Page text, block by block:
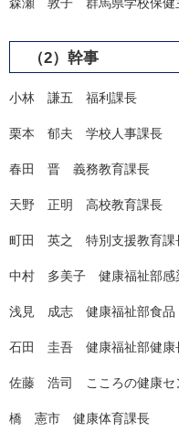
（2）幹事
​小林 謙五 福利課長
栗本 郁夫 学校人事課長
春田 晋 義務教育課長
天野 正明 高校教育課長
町田 英之 特別支援教育課
中村 多美子 健康福祉部感
浅見 成志 健康福祉部食品
石田 圭吾 健康福祉部健康
佐藤 浩司 こころの健康セ
橋 憲市 健康体育課長